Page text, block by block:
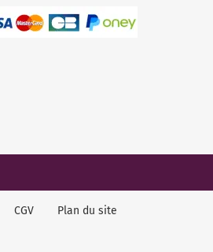
CGV Plan du site